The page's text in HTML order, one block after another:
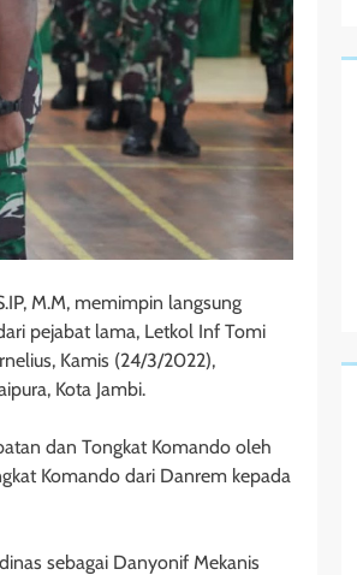
M.M, memimpin langsung
pejabat lama, Letkol Inf Tomi
Kamis (24/3/2022),
Kota Jambi.
dan Tongkat Komando oleh
Komando dari Danrem kepada
sebagai Danyonif Mekanis